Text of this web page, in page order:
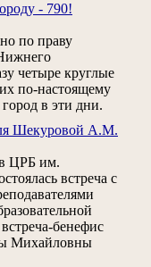
- 790!
по праву
четыре круглые
по-настоящему
в эти дни.
Шекуровой А.М.
в ЦРБ им.
встреча с
бенефис
Михайловны